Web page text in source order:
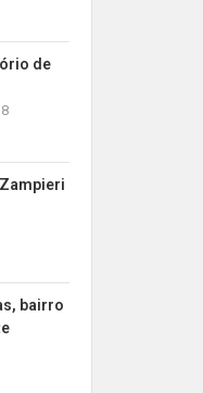
de
bairro